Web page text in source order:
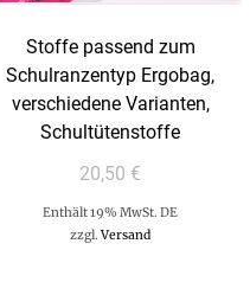
Stoffe passend zum
Schulranzentyp Ergobag,
verschiedene Varianten,
Schultütenstoffe
20,50 €
Enthält 19% MwSt. DE
zzgl.Versand